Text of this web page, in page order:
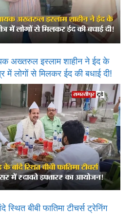
अख्तरुल इस्लाम शाहीन ने ईद के
में लोगों से मिलकर ईद की बधाई दी!
बीबी फातिमा टीचर्स ट्रेनिंग